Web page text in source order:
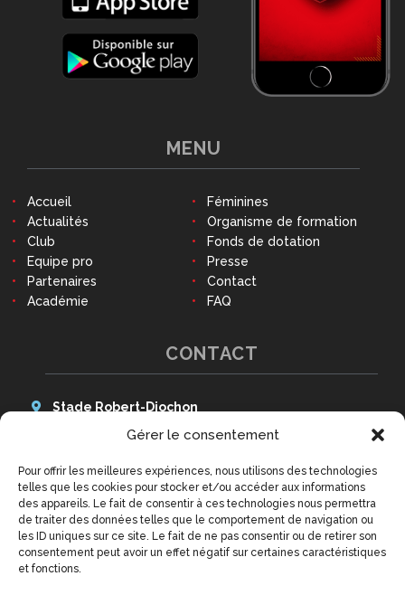
Gérer le consentement
Pour offrir les meilleures expériences, nous utilisons des technologies
telles que les cookies pour stocker et/ou accéder aux informations
des appareils. Le fait de consentir à ces technologies nous permettra
de traiter des données telles que le comportement de navigation ou
les ID uniques sur ce site. Le fait de ne pas consentir ou de retirer son
consentement peut avoir un effet négatif sur certaines caractéristiques
et fonctions.
CONTACT
Stade Robert-Diochon
48 Avenue des Canadiens
Tél : 02 79 02 77 20
9h - 12h30 et 14h - 18h
(hors week-ends et jours fériés)
contact@qrm.fr
MENU
Accueil
Actualités
Club
Equipe pro
Partenaires
Académie
Féminines
Organisme de formation
Fonds de dotation
Presse
Contact
FAQ